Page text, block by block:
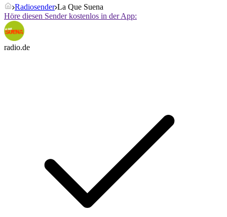
Radiosender La Que Suena
Höre diesen Sender kostenlos in der App:
radio.de